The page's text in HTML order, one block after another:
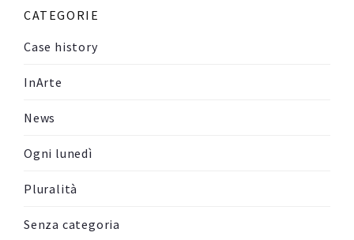
CATEGORIE
Case history
InArte
News
Ogni lunedì
Pluralità
Senza categoria